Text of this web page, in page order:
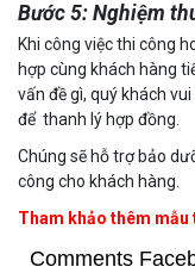
Bước 5: Nghiệm
Khi công việc thi công
hợp cùng khách hàng
vấn đề gì, quý khách
để thanh lý hợp đồng.
Chúng sẽ hỗ trợ bảo
công cho khách hàng.
Tham khảo thêm mẫu
Comments